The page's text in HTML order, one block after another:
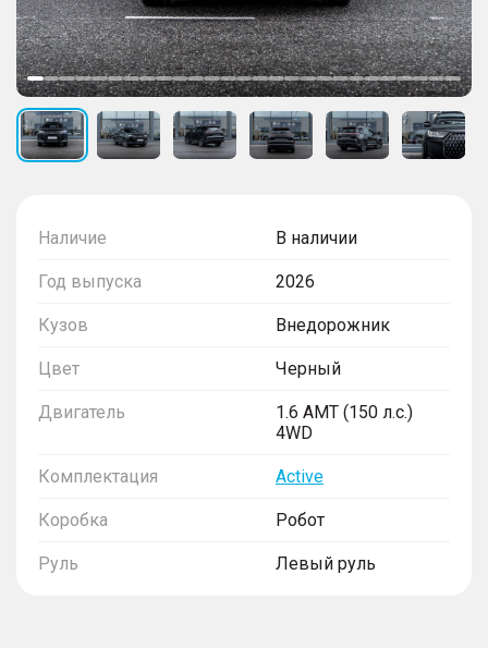
Наличие В наличии
Год выпуска 2026
Кузов Внедорожник
Цвет Черный
Двигатель
1.6 AMT (150 л.с.)
4WD
Комплектация Active
Коробка Робот
Руль Левый руль